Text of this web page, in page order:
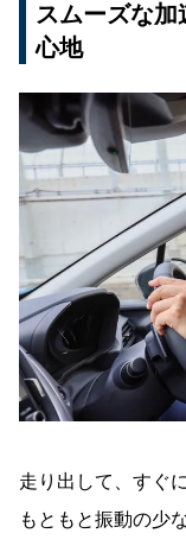
スムーズな加
心地
走り出して、すぐ
もともと振動の少